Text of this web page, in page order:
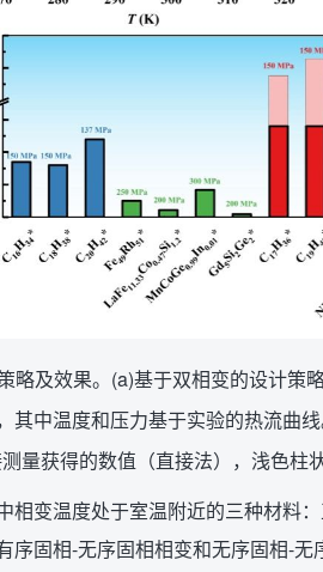
略及效果。(a)基于双相变的设计策
其中温度和压力基于实验的热流曲
量获得的数值（直接法），浅色柱
相变温度处于室温附近的三种材料
序固相-无序固相相变和无序固相-